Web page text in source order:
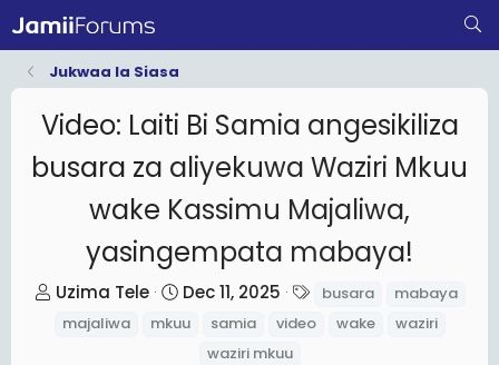
Jukwaa la Siasa
Video: Laiti Bi Samia angesikiliza
busara za aliyekuwa Waziri Mkuu
wake Kassimu Majaliwa,
yasingempata mabaya!
T
h
Uzima Tele
S
t
Dec 11, 2025
a
busara
mabaya
majaliwa
mkuu samia video wake
waziri
waziri mkuu